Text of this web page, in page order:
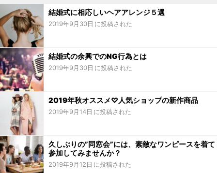
結婚式に相応しいヘアアレンジ５選
2019年9月30日
結婚式の余興でのNG行為とは
2019年9月30日
2019年秋オススメ♡人気ショップの新作商品
2019年9月14日
久しぶりの”同窓会”には、素敵なワンピースを着て
参加してみませんか？
2019年9月12日